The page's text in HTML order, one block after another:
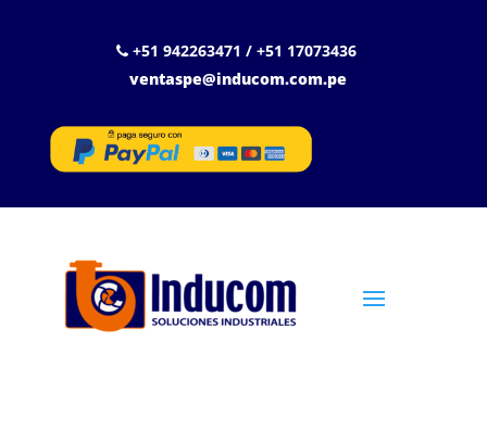
+51 942263471 / +51 17073436
ventaspe@inducom.com.pe